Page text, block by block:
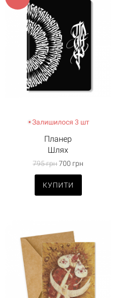
Залишилося 3 шт
Планер
Шлях
795 грн700 грн
КУПИТИ
Кошик
Кошик